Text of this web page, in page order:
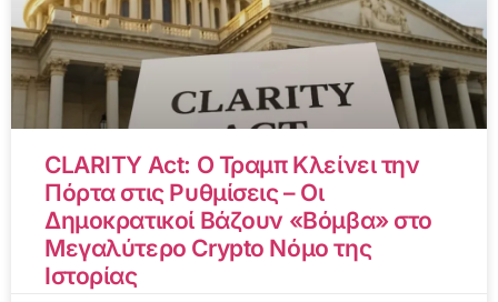
CLARITY Act: Ο Τραμπ Κλείνει την
Πόρτα στις Ρυθμίσεις – Οι
Δημοκρατικοί Βάζουν «Βόμβα» στο
Μεγαλύτερο Crypto Νόμο της
Ιστορίας